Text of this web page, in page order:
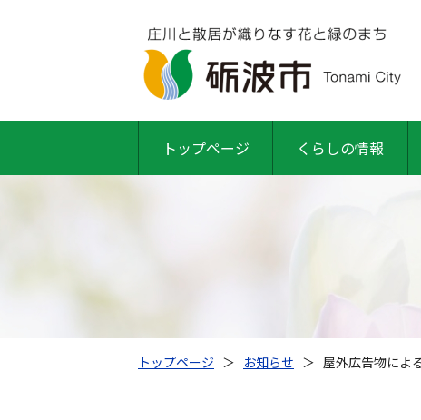
トップページ くらしの情報
トップページ ＞ お知らせ ＞ 屋外広告物によ